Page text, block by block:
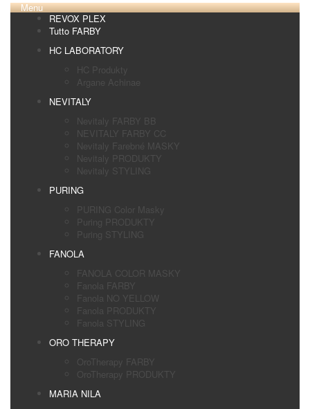
Menu
REVOX PLEX
Tutto FARBY
HC LABORATORY
HC Produkty
Argane Achinae
NEVITALY
Nevitaly FARBY BB
NEVITALY FARBY CC
Nevitaly Farebné MASKY
Nevitaly PRODUKTY
Nevitaly STYLING
PURING
PURING Color Masky
Puring PRODUKTY
Puring STYLING
FANOLA
FANOLA COLOR MASKY
Fanola FARBY
Fanola NO YELLOW
Fanola PRODUKTY
Fanola STYLING
ORO THERAPY
OroTherapy FARBY
OroTherapy PRODUKTY
MARIA NILA